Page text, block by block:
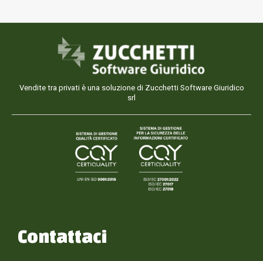
Vendite tra privati è una soluzione di Zucchetti Software Giuridico
srl
Contattaci